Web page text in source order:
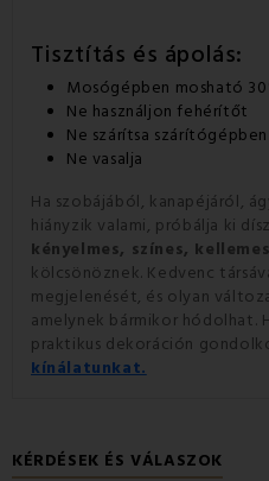
Tisztítás és ápolás:
Mosógépben mosható
Ne használjon fehérítőt
Ne szárítsa szárítógépben
Ne vasalja
Ha szobájából, kanapéjáról,
hiányzik valami, próbálja ki
kényelmes, színes, kellemes
kölcsönöznek. Kedvenc
megjelenését, és olyan
amelynek bármikor hódolhat.
praktikus dekoráción
kínálatunkat.
KÉRDÉSEK ÉS VÁLASZOK